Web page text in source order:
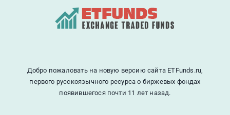
Добро пожаловать на новую версию сайта ETFunds.ru,
первого русскоязычного ресурса о биржевых фондах
появившегося почти 11 лет назад.